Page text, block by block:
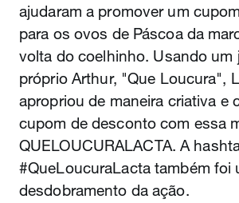
ajudaram a promover um
para os ovos de Páscoa da
volta do coelhinho. Usando um
próprio Arthur, "Que Loucura",
apropriou de maneira criativa e
cupom de desconto com essa
QUELOUCURALACTA. A
#QueLoucuraLacta também foi
desdobramento da ação.